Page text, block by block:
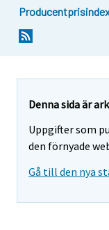
Denna sida är
Uppgifter som
den förnyade
Gå till den nya